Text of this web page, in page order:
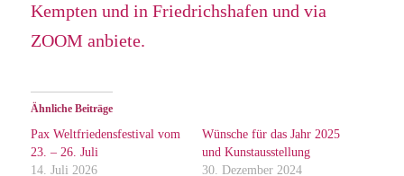
Kempten und in Friedrichshafen und via
ZOOM anbiete.
Ähnliche Beiträge
Pax Weltfriedensfestival vom
23. – 26. Juli
14. Juli 2026
Wünsche für das Jahr 2025
und Kunstausstellung
30. Dezember 2024